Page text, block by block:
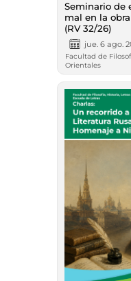
Seminario de
mal en la
(RV 32/26)
jue. 6 ago.
Facultad de
Orientales